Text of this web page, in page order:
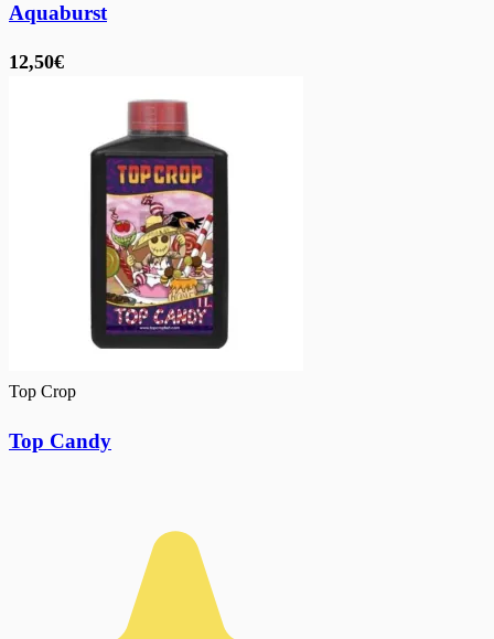
Aquaburst
12,50€
Top Crop
Top Candy